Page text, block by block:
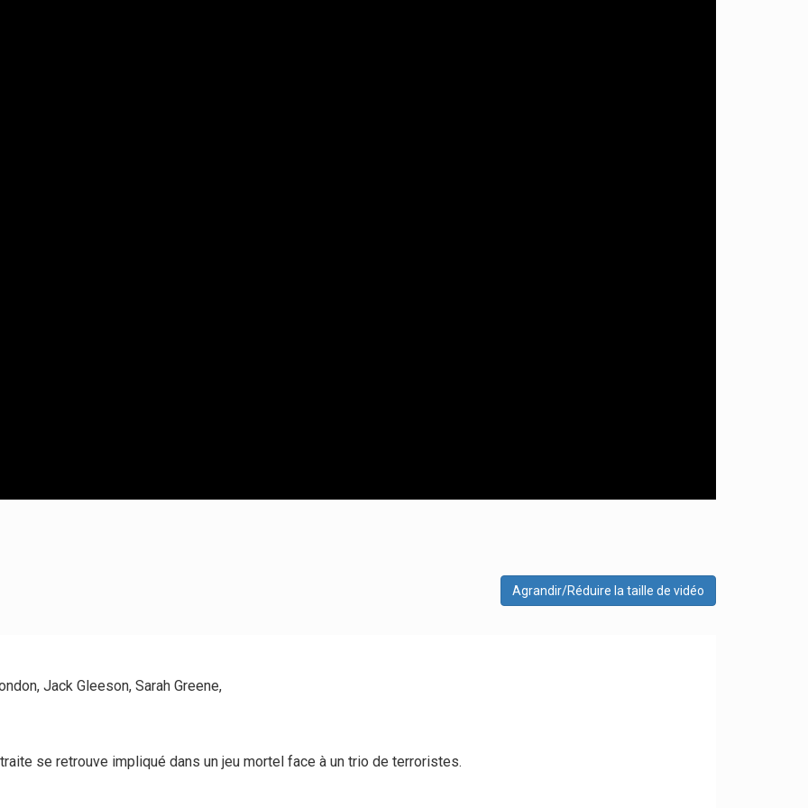
Agrandir/Réduire la taille de vidéo
Jack Gleeson, Sarah Greene,
se retrouve impliqué dans un jeu mortel face à un trio de terroristes.